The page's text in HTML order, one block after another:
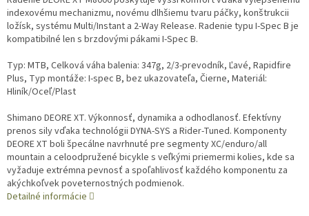
indexovému mechanizmu, novému dlhšiemu tvaru páčky, konštrukcii
ložísk, systému Multi/Instant a 2-Way Release. Radenie typu I-Spec B je
kompatibilné len s brzdovými pákami I-Spec B.
Typ: MTB, Celková váha balenia: 347g, 2/3-prevodník, Ľavé, Rapidfire
Plus, Typ montáže: I-spec B, bez ukazovateľa, Čierne, Materiál:
Hliník/Oceľ/Plast
Shimano DEORE XT. Výkonnosť, dynamika a odhodlanosť. Efektívny
prenos sily vďaka technológii DYNA-SYS a Rider-Tuned. Komponenty
DEORE XT boli špecálne navrhnuté pre segmenty XC/enduro/all
mountain a celoodpružené bicykle s veľkými priemermi kolies, kde sa
vyžaduje extrémna pevnosť a spoľahlivosť každého komponentu za
akýchkoľvek poveternostných podmienok.
Detailné informácie